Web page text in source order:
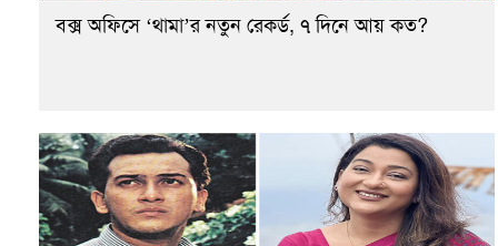
বক্স অফিসে ‘থামা’র নতুন রেকর্ড, ৭ দিনে আয় কত?